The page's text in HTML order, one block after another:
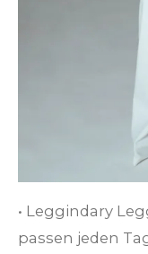
• Leggindary
passen jeden